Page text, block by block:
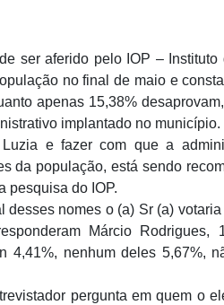
ser aferido pelo IOP – Instituto
no final de maio e
apenas 15,38%
implantado no município.
e fazer com que a
da população, está sendo
pesquisa do IOP.
nomes o (a) Sr (a)
Márcio Rodrigues,
4,41%, nenhum deles 5,67%,
pergunta em quem o